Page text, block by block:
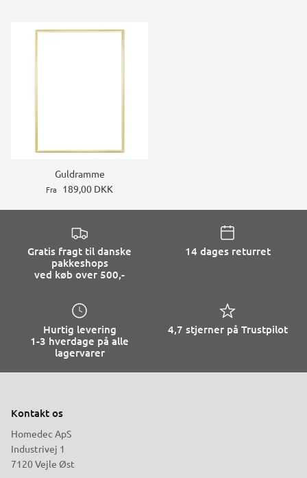
Guldramme
Fra 189,00 DKK
Gratis fragt til danske
pakkeshops
ved køb over 500,-
14 dages returret
Hurtig levering
1-3 hverdage på alle
lagervarer
4,7 stjerner på Trustpilot
Kontakt os
Homedec ApS
Industrivej 1
7120 Vejle Øst